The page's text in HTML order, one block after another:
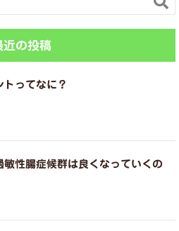
近の投稿
トってなに？
敏性腸症候群は良くなっていくの